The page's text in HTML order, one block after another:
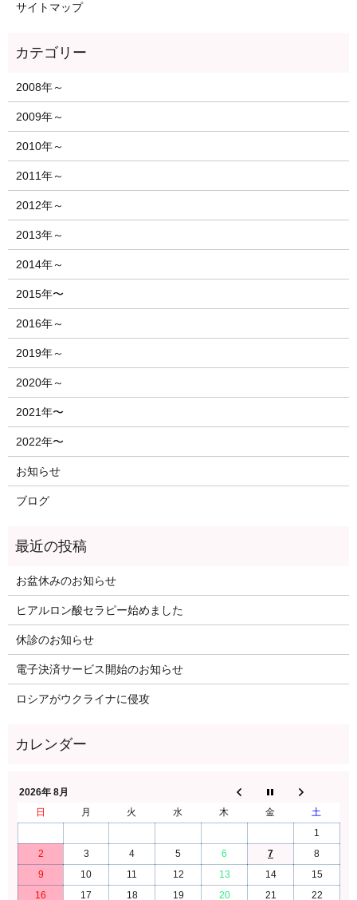
サイトマップ
2008年～
2009年～
2010年～
2011年～
2012年～
2013年～
2014年～
2015年〜
2016年～
2019年～
2020年～
2021年〜
2022年〜
お知らせ
ブログ
お盆休みのお知らせ
ヒアルロン酸セラピー始めました
休診のお知らせ
電子決済サービス開始のお知らせ
ロシアがウクライナに侵攻
2026年 8月
日
月 火 水 木 金
土
1
2
3 4 5 6 7
8
9
10 11 12 13 14
15
16
17 18 19 20 21 22